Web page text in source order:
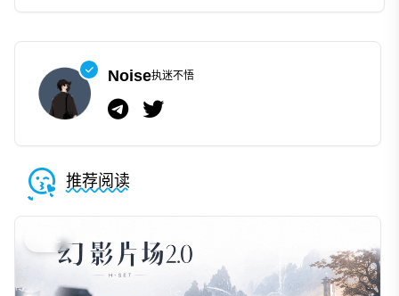
Noise执迷不悟
推荐阅读
AIGC